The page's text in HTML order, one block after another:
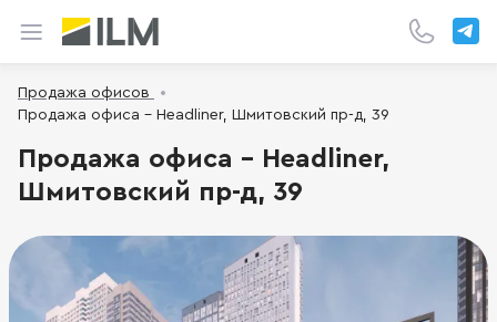
Продажа офисов
Продажа офиса - Headliner, Шмитовский пр-д, 39
Продажа офиса - Headliner,
Шмитовский пр-д, 39